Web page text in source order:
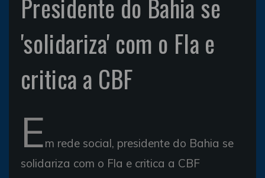
Presidente do Bahia se
'solidariza' com o Fla e
critica a CBF
Em rede social, presidente do Bahia se
solidariza com o Fla e critica a CBF